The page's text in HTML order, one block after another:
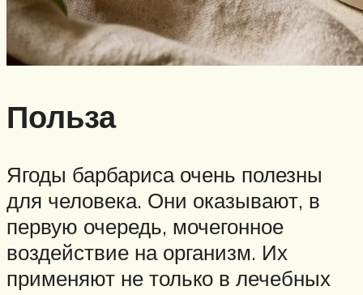
Польза
Ягоды барбариса очень полезны
для человека. Они оказывают, в
первую очередь, мочегонное
воздействие на организм. Их
применяют не только в лечебных